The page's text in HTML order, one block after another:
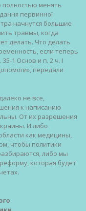
полностью менять
первинної
начнутся большие
травмы, когда
делать. Что делать
если теперь
1 Основ и п. 2 ч. I
передали
не все,
к написанию
От их разрешения
И либо
как медицины,
чтобы политики
либо мы
которая будет